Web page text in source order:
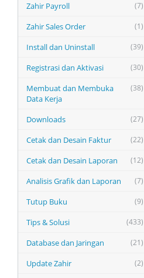
(7)
Zahir Payroll
(1)
Zahir Sales Order
(39)
Install dan Uninstall
(30)
Registrasi dan Aktivasi
(38)
Membuat dan Membuka
Data Kerja
(27)
Downloads
(22)
Cetak dan Desain Faktur
(12)
Cetak dan Desain Laporan
(7)
Analisis Grafik dan Laporan
(9)
Tutup Buku
(433)
Tips & Solusi
(21)
Database dan Jaringan
(2)
Update Zahir